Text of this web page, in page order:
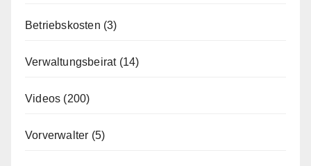
Betriebskosten (3)
Verwaltungsbeirat(14)
Videos (200)
Vorverwalter (5)